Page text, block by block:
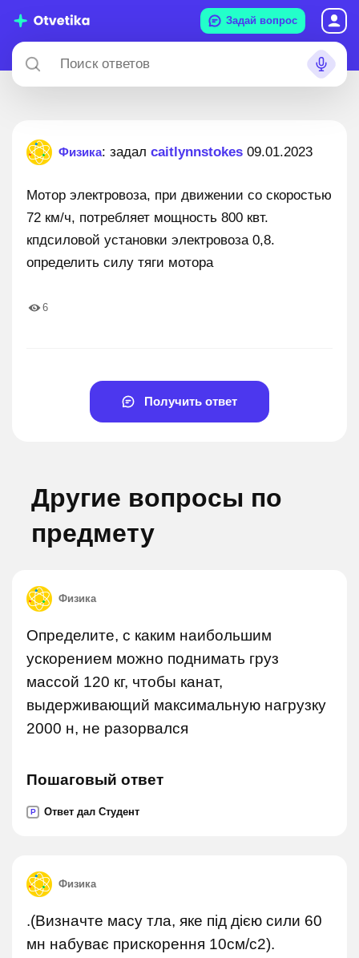
Задай вопрос
Физика: задал caitlynnstokes 09.01.2023
Мотор электровоза, при движении со скоростью
72 км/ч, потребляет мощность 800 квт.
кпдсиловой установки электровоза 0,8.
определить силу тяги мотора
6
Получить ответ
Другие вопросы по
предмету
Физика
Определите, с каким наибольшим
ускорением можно поднимать груз
массой 120 кг, чтобы канат,
выдерживающий максимальную нагрузку
2000 н, не разорвался
Пошаговый ответ
P Ответ дал Студент
Физика
.(Визначте масу тла, яке під дією сили 60
мн набуває прискорення 10см/с2).